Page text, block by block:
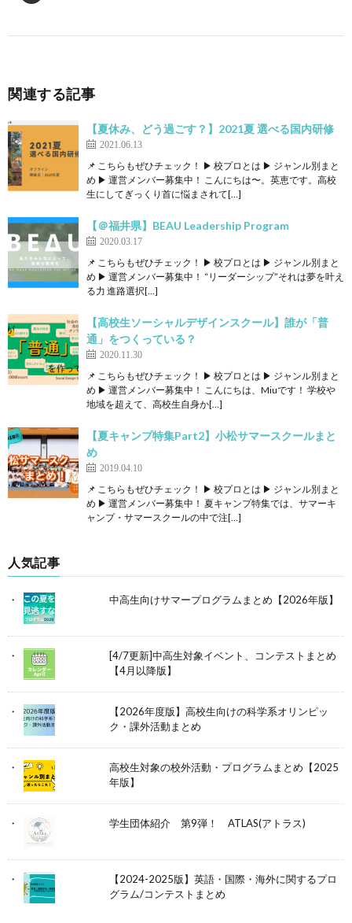
関連する記事
【夏休み、どう過ごす？】2021夏 選べる国内研修
2021.06.13
📌 こちらもぜひチェック！ ▶ 校プロとは ▶ ジャンル別まと
め ▶ 運営メンバー募集中！ こんにちは〜。英恵です。高校
生にしてぎっくり首に悩まされて[…]
【＠福井県】BEAU Leadership Program
2020.03.17
📌 こちらもぜひチェック！ ▶ 校プロとは ▶ ジャンル別まと
め ▶ 運営メンバー募集中！ “リーダーシップ”それは夢を叶え
る力 進路選択[…]
【高校生ソーシャルデザインスクール】誰が「普
通」をつくっている？
2020.11.30
📌 こちらもぜひチェック！ ▶ 校プロとは ▶ ジャンル別まと
め ▶ 運営メンバー募集中！ こんにちは、Miuです！ 学校や
地域を超えて、高校生自身か[…]
【夏キャンプ特集Part2】小松サマースクールまと
め
2019.04.10
📌 こちらもぜひチェック！ ▶ 校プロとは ▶ ジャンル別まと
め ▶ 運営メンバー募集中！ 夏キャンプ特集では、サマーキ
ャンプ・サマースクールの中で注[…]
人気記事
中高生向けサマープログラムまとめ【2026年版】
[4/7更新]中高生対象イベント、コンテストまとめ
【4月以降版】
【2026年度版】高校生向けの科学系オリンピッ
ク・課外活動まとめ
高校生対象の校外活動・プログラムまとめ【2025
年版】
学生団体紹介 第9弾！ ATLAS(アトラス)
【2024-2025版】英語・国際・海外に関するプロ
グラム/コンテストまとめ